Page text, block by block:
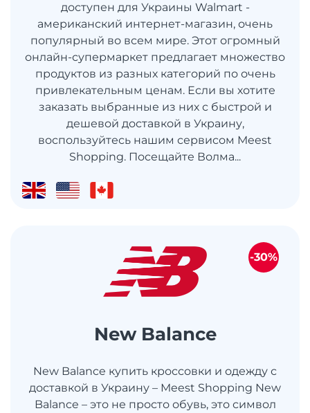
доступен для Украины Walmart -
американский интернет-магазин, очень
популярный во всем мире. Этот огромный
онлайн-супермаркет предлагает множество
продуктов из разных категорий по очень
привлекательным ценам. Если вы хотите
заказать выбранные из них с быстрой и
дешевой доставкой в ​​Украину,
воспользуйтесь нашим сервисом Meest
Shopping. Посещайте Волма...
New Balance
New Balance купить кроссовки и одежду с
доставкой в ​​Украину – Meest Shopping New
Balance – это не просто обувь, это символ
-30%